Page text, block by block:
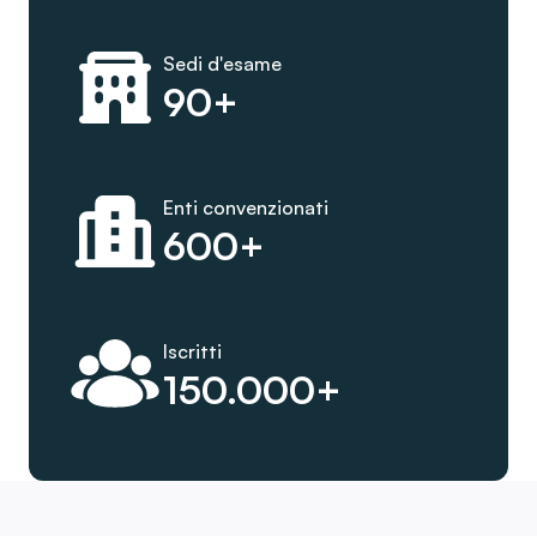
90+
Sedi d'esame
600+
Enti convenzionati
150.000+
Iscritti